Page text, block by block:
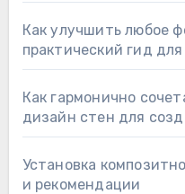
Как улучшить любое
практический гид
Как гармонично
дизайн стен для
Установка
и рекомендации